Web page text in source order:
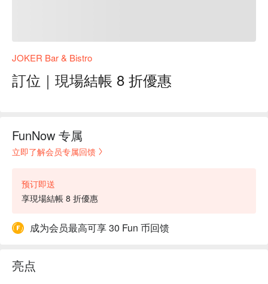
JOKER Bar & Bistro
訂位｜現場結帳 8 折優惠
FunNow 专属
立即了解会员专属回馈
预订即送
享現場結帳 8 折優惠
成为会员最高可享 30 Fun 币回馈
亮点